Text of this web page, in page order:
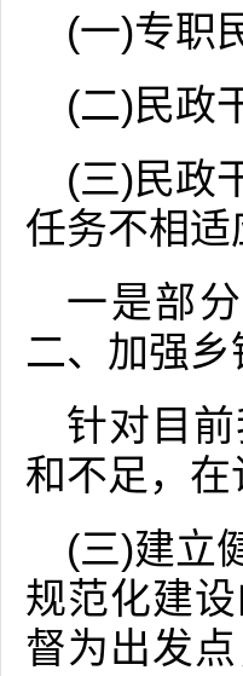
(一)专职
(二)民政
(三)民政
任务不相适
一是部
二、加强
针对目
和不足，
(三)建立
规范化建
督为出发